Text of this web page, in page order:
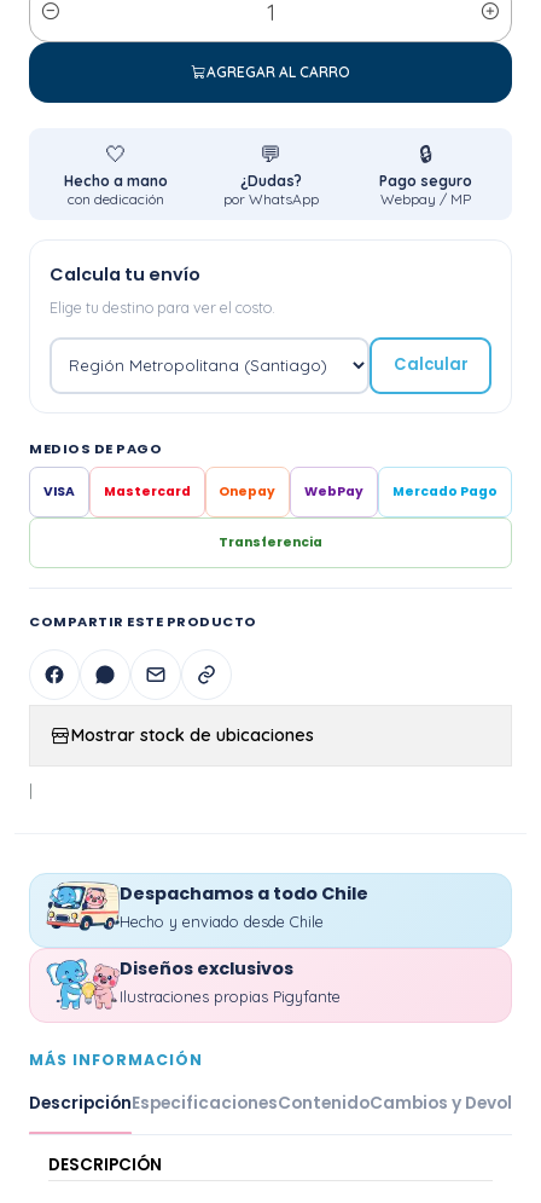
Cantidad
AGREGAR AL CARRO
🤍
Hecho a mano
con dedicación
💬
¿Dudas?
por WhatsApp
🔒
Pago seguro
Webpay / MP
Calcula tu envío
Elige tu destino para ver el costo.
Calcular
MEDIOS DE PAGO
VISA Mastercard Onepay WebPay Mercado Pago
Transferencia
COMPARTIR ESTE PRODUCTO
Mostrar stock de ubicaciones
|
Despachamos a todo Chile
Hecho y enviado desde Chile
Diseños exclusivos
Ilustraciones propias Pigyfante
MÁS INFORMACIÓN
DescripciónEspecificacionesContenidoCambios y
DESCRIPCIÓN